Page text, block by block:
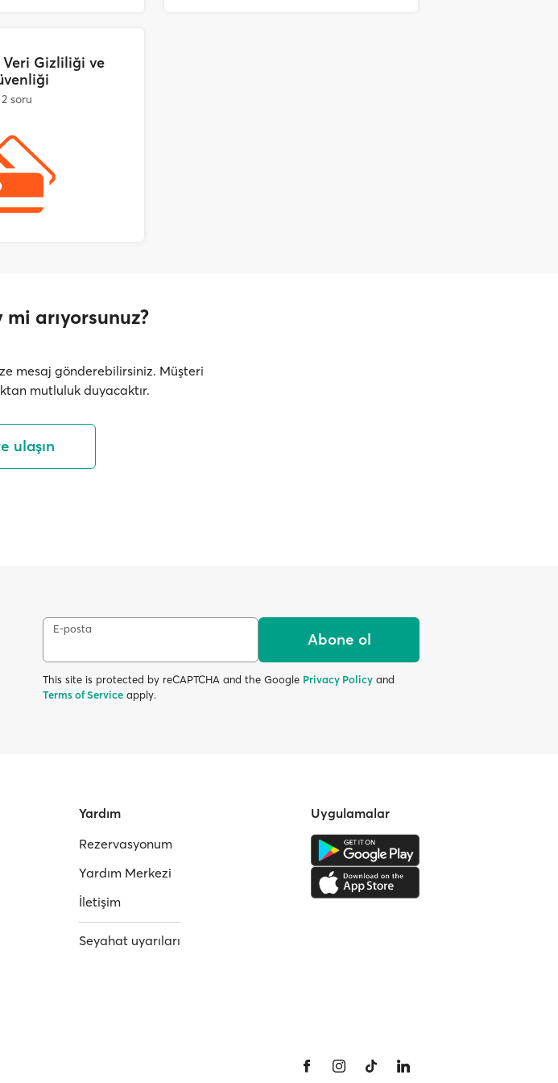
Veri Gizliliği ve
2 soru
arıyorsunuz?
mesaj gönderebilirsiniz. Müşteri
mutluluk duyacaktır.
ulaşın
E-posta
Abone ol
This site is protected by reCAPTCHA and the Google Privacy Policy and
Terms of Service apply.
Yardım
Rezervasyonum
Yardım Merkezi
İletişim
Seyahat uyarıları
Uygulamalar